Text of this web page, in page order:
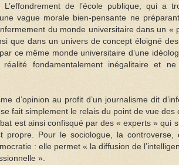
L’effondrement de l’école publique, qui a
vague morale bien-pensante ne
du monde universitaire dans un
que dans un univers de concept éloigné
ce même monde universitaire d’une
fondamentalement inégalitaire et ne
d’opinion au profit d’un journalisme dit
fait simplement le relais du point de vue
est ainsi confisqué par des « experts » qui
propre. Pour le sociologue, la
: elle permet « la diffusion de
».